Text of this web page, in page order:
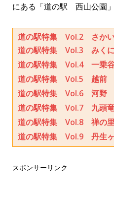
にある「道の駅 西山公園」
道の駅特集 Vol.2 さか
道の駅特集 Vol.3 みく
道の駅特集 Vol.4 一乗
道の駅特集 Vol.5 越前
道の駅特集 Vol.6 河野
道の駅特集 Vol.7 九頭
道の駅特集 Vol.8 禅の
道の駅特集 Vol.9 丹生
スポンサーリンク